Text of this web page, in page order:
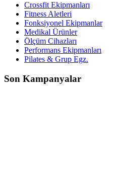
Crossfit Ekipmanları
Fitness Aletleri
Fonksiyonel Ekipmanlar
Medikal Ürünler
Ölçüm Cihazları
Performans Ekipmanları
Pilates & Grup Egz.
Son Kampanyalar